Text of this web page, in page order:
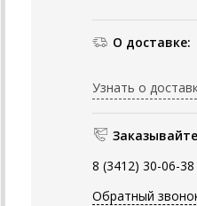
О доставке:
Узнать о
8 (3412) 30-06-38
Обратный